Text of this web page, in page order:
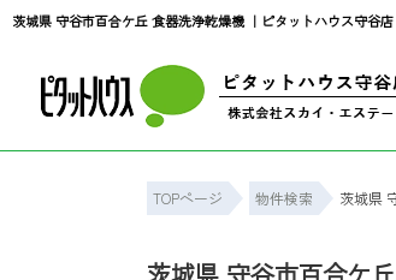
茨城県 守谷市百合ケ丘 食器洗浄乾燥機 ｜ピタットハウス守谷
TOPページ 物件検索 茨城県